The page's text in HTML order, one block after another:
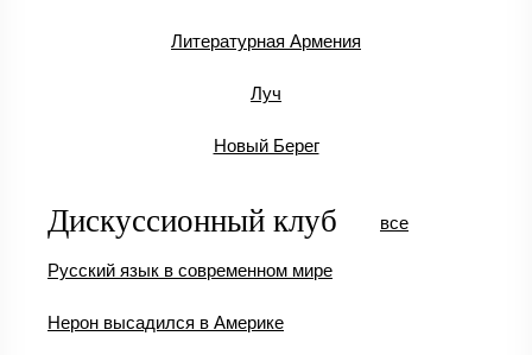
Литературная Армения
Луч
Новый Берег
Дискуссионный клуб
Русский язык в современном мире
Нерон высадился в Америке
все